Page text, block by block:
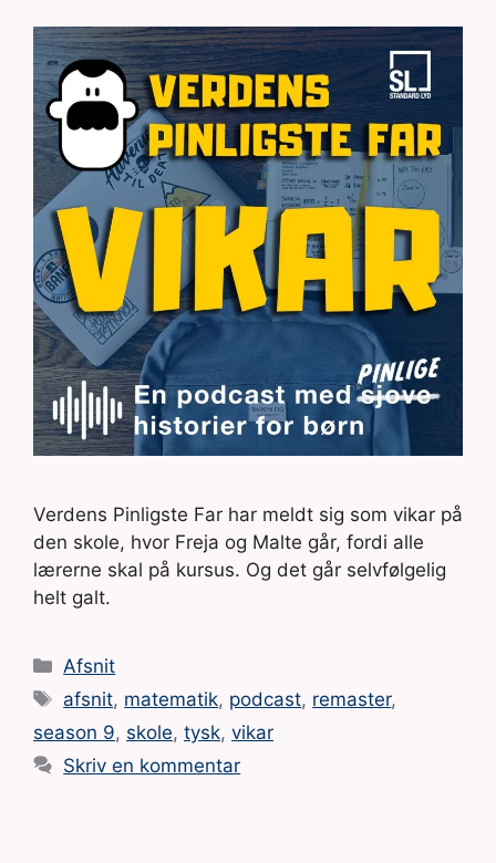
Verdens Pinligste Far har meldt sig som vikar på
den skole, hvor Freja og Malte går, fordi alle
lærerne skal på kursus. Og det går selvfølgelig
helt galt.
Kategorier
Afsnit
Tags
afsnit, matematik, podcast, remaster,
season 9, skole, tysk, vikar
Skriv en kommentar